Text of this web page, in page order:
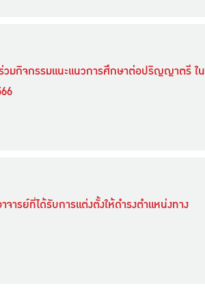
มกิจกรรมแนะแนวการศึกษาต่อปริญญาตรี ใน
รย์ที่ได้รับการแต่งตั้งให้ดำรงตำแหน่งทาง